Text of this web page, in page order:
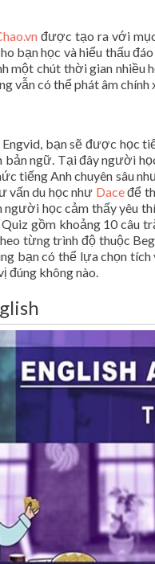
được tạo ra với
bạn học và hiểu thấu
một chút thời gian
vẫn có thể phát âm
Engvid, bạn sẽ được học
ngữ. Tại đây người
tiếng Anh chuyên sâu
vấn du học như Daceđể
học cảm thấy yêu
gồm khoảng 10 câu
từng trình độ thuộc
bạn có thể lựa chọn
đúng không nào.